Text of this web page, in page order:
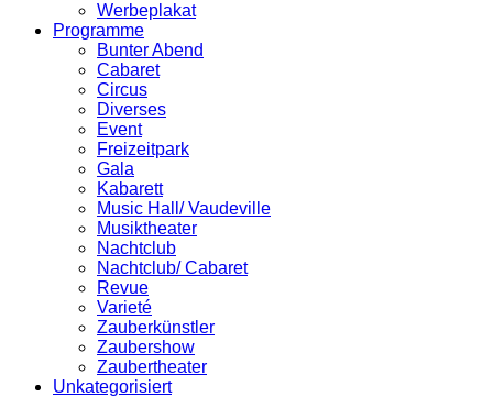
Werbeplakat
Programme
Bunter Abend
Cabaret
Circus
Diverses
Event
Freizeitpark
Gala
Kabarett
Music Hall/ Vaudeville
Musiktheater
Nachtclub
Nachtclub/ Cabaret
Revue
Varieté
Zauberkünstler
Zaubershow
Zaubertheater
Unkategorisiert